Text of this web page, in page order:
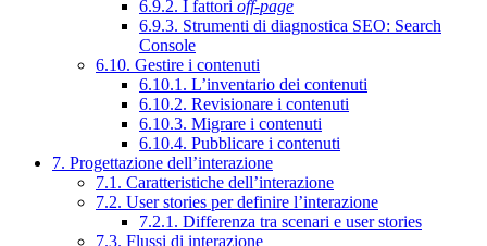
6.9.2. I fattori off-page
6.9.3. Strumenti di diagnostica SEO: Search
Console
6.10. Gestire i contenuti
6.10.1. L’inventario dei contenuti
6.10.2. Revisionare i contenuti
6.10.3. Migrare i contenuti
6.10.4. Pubblicare i contenuti
7. Progettazione dell’interazione
7.1. Caratteristiche dell’interazione
7.2. User stories per definire l’interazione
7.2.1. Differenza tra scenari e user stories
7.3. Flussi di interazione